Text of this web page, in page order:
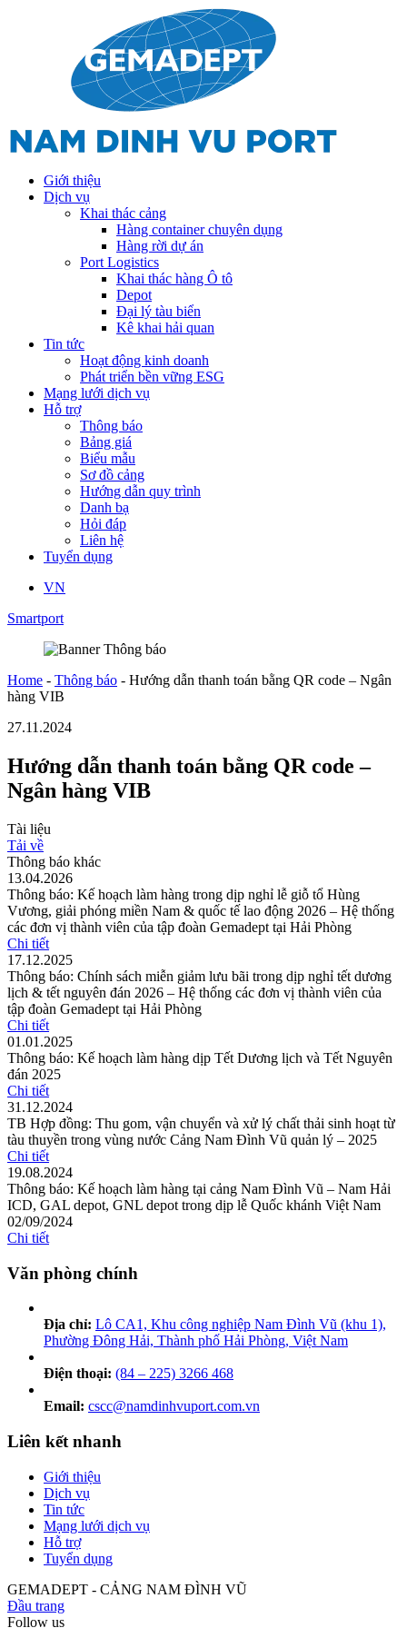
Giới thiệu
Dịch vụ
Khai thác cảng
Hàng container chuyên dụng
Hàng rời dự án
Port Logistics
Khai thác hàng Ô tô
Depot
Đại lý tàu biển
Kê khai hải quan
Tin tức
Hoạt động kinh doanh
Phát triển bền vững ESG
Mạng lưới dịch vụ
Hỗ trợ
Thông báo
Bảng giá
Biểu mẫu
Sơ đồ cảng
Hướng dẫn quy trình
Danh bạ
Hỏi đáp
Liên hệ
Tuyển dụng
VN
Smartport
Home - Thông báo - Hướng dẫn thanh toán bằng QR code – Ngân
hàng VIB
27.11.2024
Hướng dẫn thanh toán bằng QR code –
Ngân hàng VIB
Tài liệu
Tải về
Thông báo khác
13.04.2026
Thông báo: Kế hoạch làm hàng trong dịp nghỉ lễ giỗ tổ Hùng
Vương, giải phóng miền Nam & quốc tế lao động 2026 – Hệ thống
các đơn vị thành viên của tập đoàn Gemadept tại Hải Phòng
Chi tiết
17.12.2025
Thông báo: Chính sách miễn giảm lưu bãi trong dịp nghỉ tết dương
lịch & tết nguyên đán 2026 – Hệ thống các đơn vị thành viên của
tập đoàn Gemadept tại Hải Phòng
Chi tiết
01.01.2025
Thông báo: Kế hoạch làm hàng dịp Tết Dương lịch và Tết Nguyên
đán 2025
Chi tiết
31.12.2024
TB Hợp đồng: Thu gom, vận chuyển và xử lý chất thải sinh hoạt từ
tàu thuyền trong vùng nước Cảng Nam Đình Vũ quản lý – 2025
Chi tiết
19.08.2024
Thông báo: Kế hoạch làm hàng tại cảng Nam Đình Vũ – Nam Hải
ICD, GAL depot, GNL depot trong dịp lễ Quốc khánh Việt Nam
02/09/2024
Chi tiết
Văn phòng chính
Địa chỉ: Lô CA1, Khu công nghiệp Nam Đình Vũ (khu 1),
Phường Đông Hải, Thành phố Hải Phòng, Việt Nam
Điện thoại: (84 – 225) 3266 468
Email: cscc@namdinhvuport.com.vn
Liên kết nhanh
Giới thiệu
Dịch vụ
Tin tức
Mạng lưới dịch vụ
Hỗ trợ
Tuyển dụng
GEMADEPT - CẢNG NAM ĐÌNH VŨ
Đầu trang
Follow us